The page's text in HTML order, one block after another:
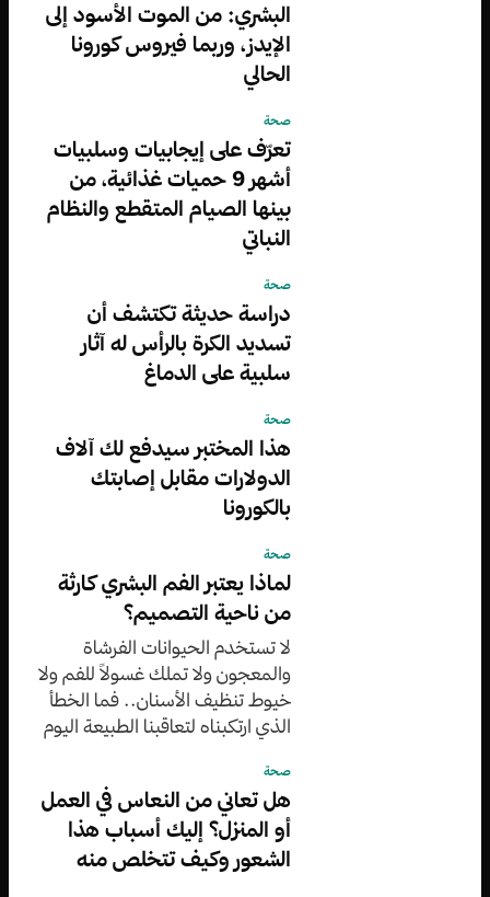
البشري: من الموت الأسود إلى
الإيدز، وربما فيروس كورونا
الحالي
صحة
تعرّف على إيجابيات وسلبيات
أشهر 9 حميات غذائية، من
بينها الصيام المتقطع والنظام
النباتي
صحة
دراسة حديثة تكتشف أن
تسديد الكرة بالرأس له آثار
سلبية على الدماغ
صحة
هذا المختبر سيدفع لك آلاف
الدولارات مقابل إصابتك
بالكورونا
صحة
لماذا يعتبر الفم البشري كارثة
من ناحية التصميم؟
لا تستخدم الحيوانات الفرشاة
والمعجون ولا تملك غسولاً للفم ولا
خيوط تنظيف الأسنان.. فما الخطأ
الذي ارتكبناه لتعاقبنا الطبيعة اليوم
صحة
هل تعاني من النعاس في العمل
أو المنزل؟ إليك أسباب هذا
الشعور وكيف تتخلص منه